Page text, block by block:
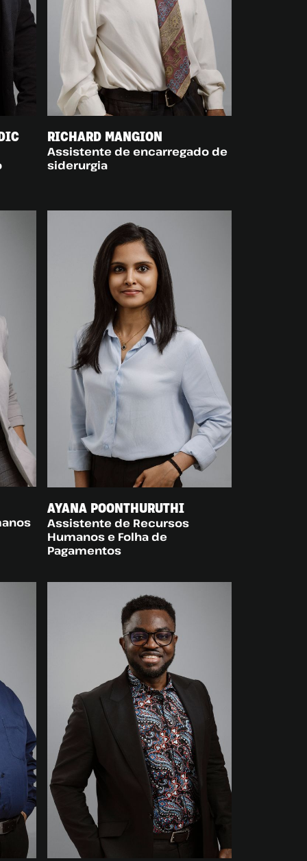
RICHARD MANGION
Assistente de encarregado de
siderurgia
AYANA POONTHURUTHI
Assistente de Recursos
Humanos e Folha de
Pagamentos